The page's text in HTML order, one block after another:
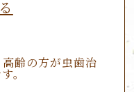
齢の方が虫歯治
。